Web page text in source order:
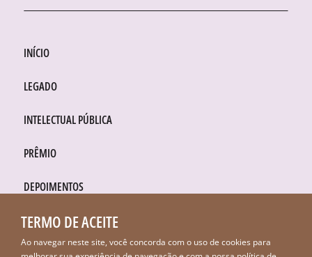
INÍCIO
LEGADO
INTELECTUAL PÚBLICA
PRÊMIO
DEPOIMENTOS
POLÍTICA DE PRIVACIDADE
TERMO DE ACEITE
Ao navegar neste site, você concorda com o uso de cookies para